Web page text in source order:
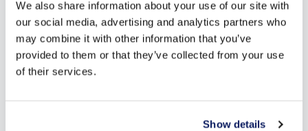
We also share information about your use of our site with
our social media, advertising and analytics partners who
may combine it with other information that you’ve
provided to them or that they’ve collected from your use
of their services.
Show details